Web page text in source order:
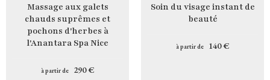
Massage aux galets
chauds suprêmes et
pochons d'herbes à
l'Anantara Spa Nice
à partir de
290 €
Soin du visage instant de
beauté
à partir de 140 €